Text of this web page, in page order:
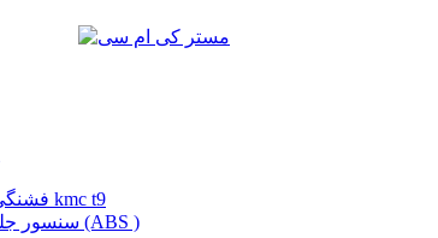
فشنگی پدال ترمز کی ام سی تی 9 | فشنگی پدال ترمز جک تی 9 | فشنگی پدال ترمز kmc t9
سنسور جلو kmv t8 (ABS ) | سنسور جلو کی ام سی تی 8 (ABS ) | سنسور جلو جک تی 8 (ABS )